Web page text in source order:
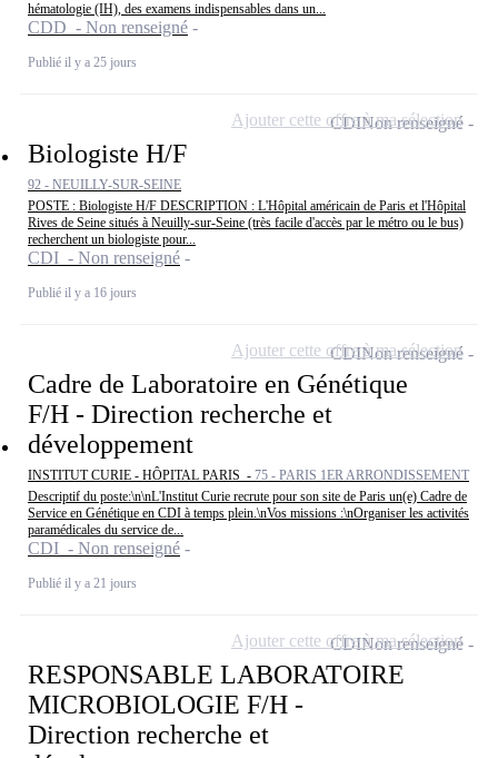
hématologie (IH), des examens indispensables dans un...
CDD - Non renseigné
Publié il y a 25 jours
Biologiste H/F
92 - NEUILLY-SUR-SEINE
POSTE : Biologiste H/F DESCRIPTION : L'Hôpital américain de Paris et l'Hôpital
Rives de Seine situés à Neuilly-sur-Seine (très facile d'accès par le métro ou le bus)
recherchent un biologiste pour...
CDI - Non renseigné
Publié il y a 16 jours
CDINon renseigné
Ajouter cette offre à ma sélection
Cadre de Laboratoire en Génétique
F/H - Direction recherche et
développement
INSTITUT CURIE - HÔPITAL PARIS - 75 - PARIS 1ER ARRONDISSEMENT
Descriptif du poste:\n\nL'Institut Curie recrute pour son site de Paris un(e) Cadre de
Service en Génétique en CDI à temps plein.\nVos missions :\nOrganiser les activités
paramédicales du service de...
CDI - Non renseigné
Publié il y a 21 jours
CDINon renseigné
Ajouter cette offre à ma sélection
RESPONSABLE LABORATOIRE
MICROBIOLOGIE F/H -
Direction recherche et
CDINon renseigné
Ajouter cette offre à ma sélection